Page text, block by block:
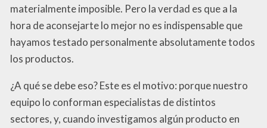
materialmente imposible. Pero la verdad es que a la
hora de aconsejarte lo mejor no es indispensable que
hayamos testado personalmente absolutamente todos
los productos.
¿A qué se debe eso? Este es el motivo: porque nuestro
equipo lo conforman especialistas de distintos
sectores, y, cuando investigamos algún producto en